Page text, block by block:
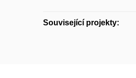
Související projekty: